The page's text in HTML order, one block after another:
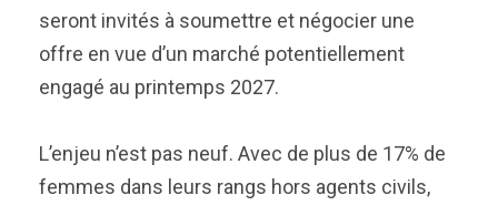
seront invités à soumettre et négocier une
offre en vue d’un marché potentiellement
engagé au printemps 2027.
L’enjeu n’est pas neuf. Avec de plus de 17% de
femmes dans leurs rangs hors agents civils,